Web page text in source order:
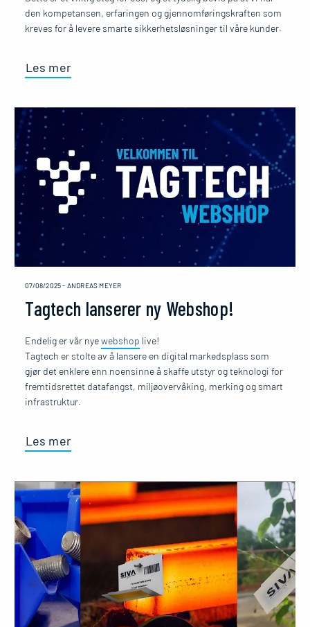
den kompetansen, erfaringen og gjennomføringskraften som
kreves for å levere smarte sikkerhetsløsninger til våre kunder.
Les mer
07/08/2025 - ANDREAS MEYER
Tagtech lanserer ny Webshop!
Endelig er vår nyewebshop live!
Tagtech er stolte av å lansere en digital markedsplass som
gjør det enklere enn noensinne å skaffe utstyr og teknologi for
fremtidsrettet datafangst, miljøovervåking, merking og smart
infrastruktur.
Les mer